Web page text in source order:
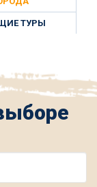
ТУРЫ